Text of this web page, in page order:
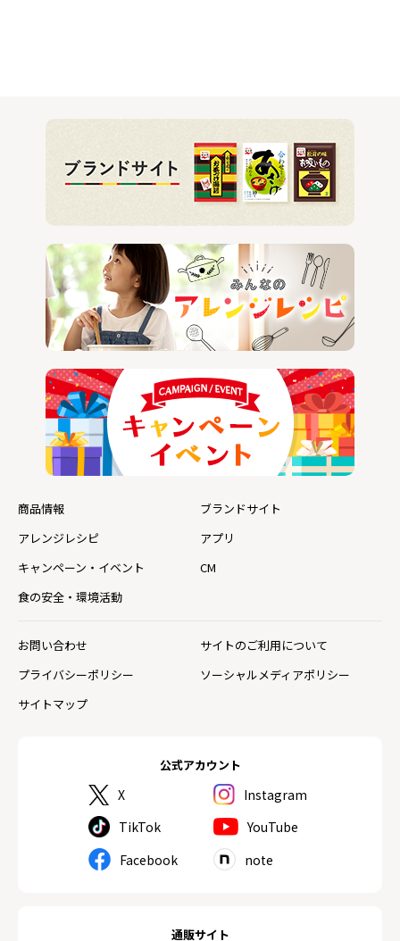
公式アカウント
X
Instagram
TikTok
YouTube
Facebook
note
通販サイト
商品情報
ブランドサイト
アレンジレシピ
アプリ
キャンペーン・イベント
CM
食の安全・環境活動
お問い合わせ
サイトのご利用について
プライバシーポリシー
ソーシャルメディアポリシー
サイトマップ